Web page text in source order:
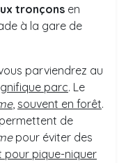
tronçons en
à la gare de
parviendrez au
parc. Le
, souvent en forêt.
de
pour éviter des
pour pique-niquer